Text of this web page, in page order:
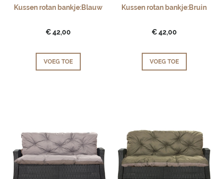
Kussen rotan bankje:Blauw
€ 42,00
VOEG TOE
Kussen rotan bankje:Bruin
€ 42,00
VOEG TOE